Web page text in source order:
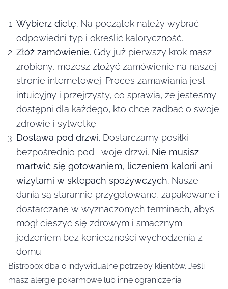
Wybierz dietę. Na początek należy wybrać
odpowiedni typ i określić kaloryczność.
Złóż zamówienie. Gdy już pierwszy krok masz
zrobiony, możesz złożyć zamówienie na naszej
stronie internetowej. Proces zamawiania jest
intuicyjny i przejrzysty, co sprawia, że jesteśmy
dostępni dla każdego, kto chce zadbać o swoje
zdrowie i sylwetkę.
Dostawa pod drzwi. Dostarczamy posiłki
bezpośrednio pod Twoje drzwi. Nie musisz
martwić się gotowaniem, liczeniem kalorii ani
wizytami w sklepach spożywczych. Nasze
dania są starannie przygotowane, zapakowane i
dostarczane w wyznaczonych terminach, abyś
mógł cieszyć się zdrowym i smacznym
jedzeniem bez konieczności wychodzenia z
domu.
Bistrobox dba o indywidualne potrzeby klientów. Jeśli
masz alergie pokarmowe lub inne ograniczenia